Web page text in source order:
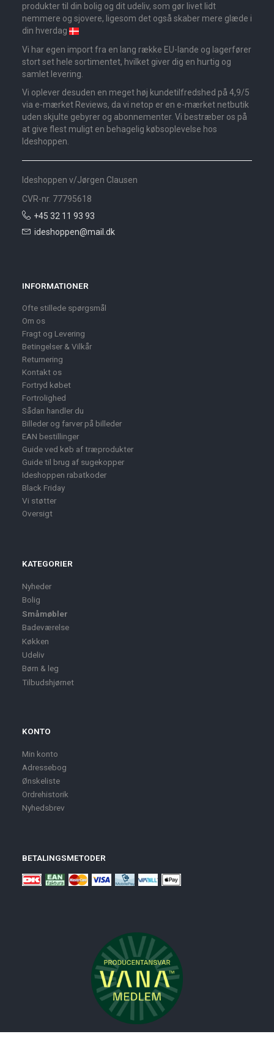
produkter til din bolig og dit udeliv, som gør livet lidt
nemmere og sjovere, ligesom det også skaber mere glæde i
din hverdag
Vi har egen import fra en lang række EU-lande og lagerfører
stort set hele sortimentet, hvilket giver dig en hurtig og
samlet levering.
Vi oplever desuden en meget høj kundetilfredshed på 4,9/5
via e-mærket Reviews, da vi netop er en e-mærket netbutik
uden skjulte gebyrer og abonnementer. Vi bestræber os på
at give flest muligt en behagelig købsoplevelse hos
Ideshoppen.
Ideshoppen v/Jørgen Clausen
CVR-nr. 77795618
+45 32 11 93 93
ideshoppen@mail.dk
INFORMATIONER
Ofte stillede spørgsmål
Om os
Fragt og Levering
Betingelser & Vilkår
Returnering
Kontakt os
Fortryd købet
Fortrolighed
Sådan handler du
Billeder og farver på billeder
EAN bestillinger
Guide ved køb af træprodukter
Guide til brug af sugekopper
Ideshoppen rabatkoder
Black Friday
Vi støtter
Oversigt
KATEGORIER
Nyheder
Bolig
Småmøbler
Badeværelse
Køkken
Udeliv
Børn & leg
Tilbudshjørnet
KONTO
Min konto
Adressebog
Ønskeliste
Ordrehistorik
Nyhedsbrev
BETALINGSMETODER